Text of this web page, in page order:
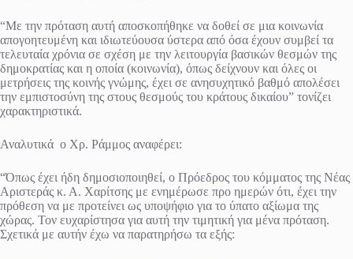
“Με την πρόταση αυτή αποσκοπήθηκε να δοθεί σε μια κοινωνία
απογοητευμένη και ιδιωτεύουσα ύστερα από όσα έχουν συμβεί τα
τελευταία χρόνια σε σχέση με την λειτουργία βασικών θεσμών της
δημοκρατίας και η οποία (κοινωνία), όπως δείχνουν και όλες οι
μετρήσεις της κοινής γνώμης, έχει σε ανησυχητικό βαθμό απολέσει
την εμπιστοσύνη της στους θεσμούς του κράτους δικαίου” τονίζει
χαρακτηριστικά.
Αναλυτικά ο Χρ. Ράμμος αναφέρει:
“Όπως έχει ήδη δημοσιοποιηθεί, ο Πρόεδρος του κόμματος της Νέας
Αριστεράς κ. Α. Χαρίτσης με ενημέρωσε προ ημερών ότι, έχει την
πρόθεση να με προτείνει ως υποψήφιο για το ύπατο αξίωμα της
χώρας. Τον ευχαρίστησα για αυτή την τιμητική για μένα πρόταση.
Σχετικά με αυτήν έχω να παρατηρήσω τα εξής: